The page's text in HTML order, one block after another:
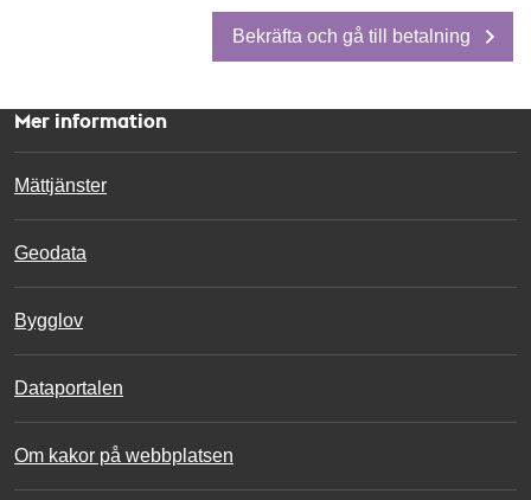
Bekräfta och gå till betalning
Mer information
Mättjänster
Geodata
Bygglov
Dataportalen
Om kakor på webbplatsen